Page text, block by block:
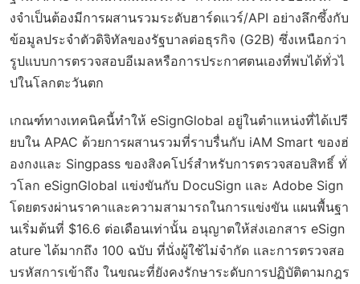
งจำเป็นต้องมีการผสานรวมระดับฮาร์ดแวร์/API อย่างลึกซึ้งกับ
ข้อมูลประจำตัวดิจิทัลของรัฐบาลต่อธุรกิจ (G2B) ซึ่งเหนือกว่า
รูปแบบการตรวจสอบอีเมลหรือการประกาศตนเองที่พบได้ทั่วไ
ปในโลกตะวันตก
เกณฑ์ทางเทคนิคนี้ทำให้ eSignGlobal อยู่ในตำแหน่งที่ได้เปรี
ยบใน APAC ด้วยการผสานรวมที่ราบรื่นกับ iAM Smart ของฮ่
องกงและ Singpass ของสิงคโปร์สำหรับการตรวจสอบสิทธิ์ ทั่
วโลก eSignGlobal แข่งขันกับ DocuSign และ Adobe Sign
โดยตรงผ่านราคาและความสามารถในการแข่งขัน แผนพื้นฐา
นเริ่มต้นที่ $16.6 ต่อเดือนเท่านั้น อนุญาตให้ส่งเอกสาร eSign
ature ได้มากถึง 100 ฉบับ ที่นั่งผู้ใช้ไม่จำกัด และการตรวจสอ
บรหัสการเข้าถึง ในขณะที่ยังคงรักษาระดับการปฏิบัติตามกฎร